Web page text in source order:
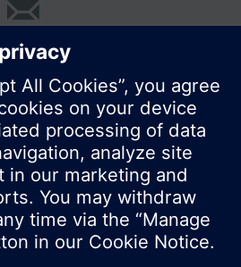
Technologies Division,
kan variera mellan